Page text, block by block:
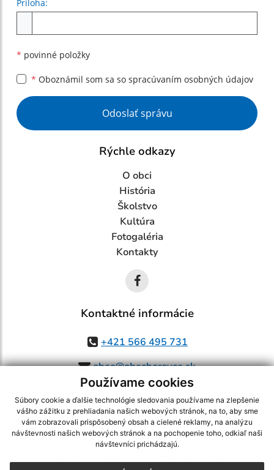
Používame cookies
Súbory cookie a ďalšie technológie sledovania používame na zlepšenie
vášho zážitku z prehliadania našich webových stránok, na to, aby sme
vám zobrazovali prispôsobený obsah a cielené reklamy, na analýzu
návštevnosti našich webových stránok a na pochopenie toho, odkiaľ naši
návštevníci prichádzajú.
Príloha:
* povinné položky
* Oboznámil som sa so spracúvaním osobných údajov
Google reCaptcha Response
Odoslať správu
Rýchle odkazy
O obci
História
Školstvo
Kultúra
Fotogaléria
Kontakty
Kontaktné informácie
+421 566 495 731
obec@obechorovce.sk
využite možnosť získavania aktuálnych informácií s využitím RSS
CMS systém (redakčný) systém ECHELON 2,Mapa stránok,web portál
webex.digital, s.r.o.,domény,registrácia domény